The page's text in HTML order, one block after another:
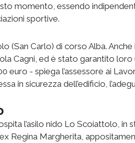
momento, essendo
sportive.
(San Carlo) di corso Alba. Anche
Cagni, ed è stato garantito loro
euro - spiega l’assessore ai
in sicurezza dell’edificio,
l’asilo nido Lo Scoiattolo, in
Regina Margherita,